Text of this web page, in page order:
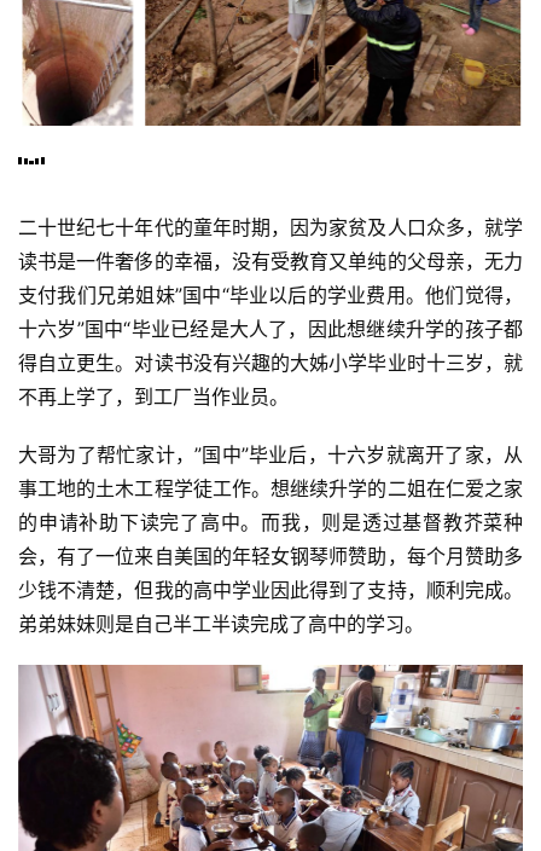
资
讯
点
僧
音
高
僧
访
谈
心
提
二十世纪七十年代的童年时期，因为家贫及人口众多，就学
读书是一件奢侈的幸福，没有受教育又单纯的父母亲，无力
支付我们兄弟姐妹”国中“毕业以后的学业费用。他们觉得，
十六岁”国中“毕业已经是大人了，因此想继续升学的孩子都
得自立更生。对读书没有兴趣的大姊小学毕业时十三岁，就
不再上学了，到工厂当作业员。
大哥为了帮忙家计，”国中”毕业后，十六岁就离开了家，从
事工地的土木工程学徒工作。想继续升学的二姐在仁爱之家
的申请补助下读完了高中。而我，则是透过基督教芥菜种
会，有了一位来自美国的年轻女钢琴师赞助，每个月赞助多
少钱不清楚，但我的高中学业因此得到了支持，顺利完成。
弟弟妹妹则是自己半工半读完成了高中的学习。